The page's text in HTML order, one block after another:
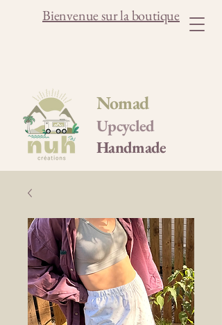
Bienvenue sur la boutique
Nomad
Upcycled
Handmade